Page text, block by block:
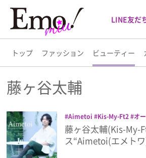
LINE友だ
トップ ファッション ビューティー
トップ
ファッション
ビューティー
藤ヶ谷太輔
Aimetoi Kis-My-Ft2
オ
コスメ パフュームオイル
ム ピオニー 美容 藤ヶ谷
藤ヶ谷太輔(Kis-My-
ス“Aimetoi(エメト